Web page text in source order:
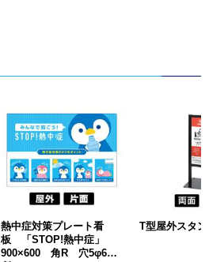
熱中症対策プレート看
板 「STOP!熱中症」
900×600 角R 穴5φ6カ
T型屋外スタ